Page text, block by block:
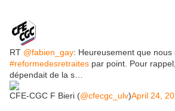
RT @fabien_gay: Heureusement que nous
#reformedesretraites par point. Pour
dépendait de la s…
CFE-CGC F Bieri (@cfecgc_ulv)April 24,